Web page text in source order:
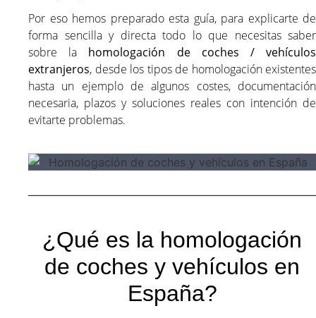
Por eso hemos preparado esta guía, para explicarte de
forma sencilla y directa todo lo que necesitas saber
sobre la homologación de coches / vehículos
extranjeros, desde los tipos de homologación existentes
hasta un ejemplo de algunos costes, documentación
necesaria, plazos y soluciones reales con intención de
evitarte problemas.
¿Qué es la homologación
de coches y vehículos en
España?